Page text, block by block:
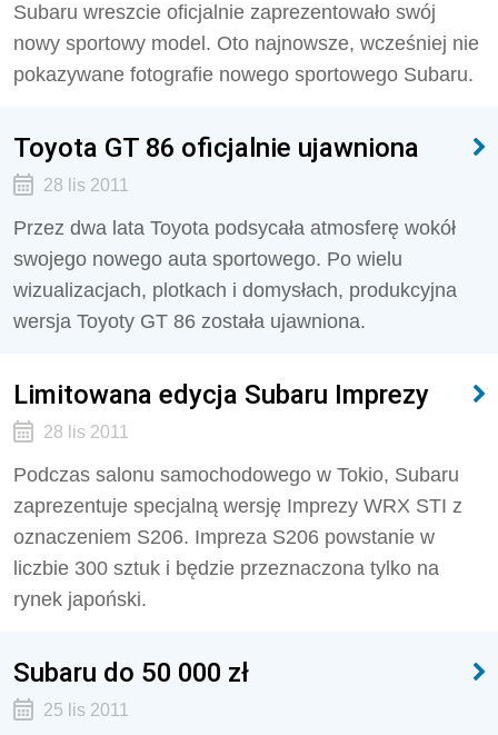
Subaru wreszcie oficjalnie zaprezentowało swój
nowy sportowy model. Oto najnowsze, wcześniej nie
pokazywane fotografie nowego sportowego Subaru.
Toyota GT 86 oficjalnie ujawniona
28 lis 2011
Przez dwa lata Toyota podsycała atmosferę wokół
swojego nowego auta sportowego. Po wielu
wizualizacjach, plotkach i domysłach, produkcyjna
wersja Toyoty GT 86 została ujawniona.
Limitowana edycja Subaru Imprezy
28 lis 2011
Podczas salonu samochodowego w Tokio, Subaru
zaprezentuje specjalną wersję Imprezy WRX STI z
oznaczeniem S206. Impreza S206 powstanie w
liczbie 300 sztuk i będzie przeznaczona tylko na
rynek japoński.
Subaru do 50 000 zł
25 lis 2011